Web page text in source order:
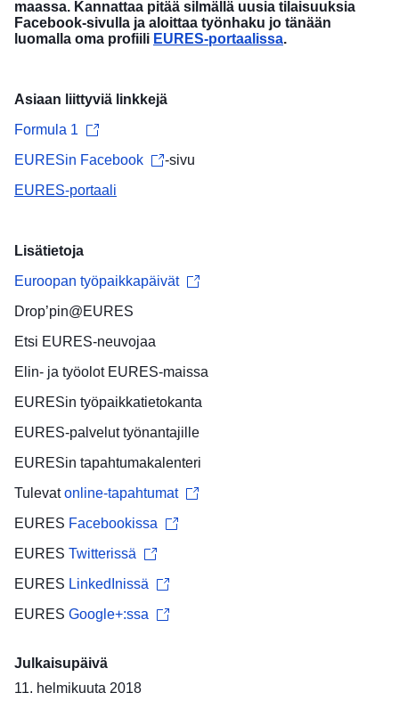
maassa. Kannattaa pitää silmällä uusia tilaisuuksia
Facebook-sivulla ja aloittaa työnhaku jo tänään
luomalla oma profiili EURES-portaalissa.
Asiaan liittyviä linkkejä
Formula 1
EURESin Facebook
-sivu
EURES-portaali
Lisätietoja
Euroopan työpaikkapäivät
Drop’pin@EURES
Etsi EURES-neuvojaa
Elin- ja työolotEURES-maissa
EURESin työpaikkatietokanta
EURES-palveluttyönantajille
EURESin tapahtumakalenteri
Tulevatonline-tapahtumat
EURES Facebookissa
EURES Twitterissä
EURES LinkedInissä
EURES Google+:ssa
Julkaisupäivä
11. helmikuuta 2018